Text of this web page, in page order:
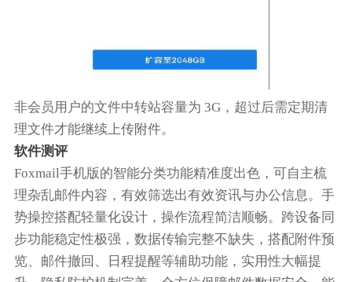
非会员用户的文件中转站容量为 3G，超过后需定期清
理文件才能继续上传附件。
软件测评
Foxmail手机版的智能分类功能精准度出色，可自主梳
理杂乱邮件内容，有效筛选出有效资讯与办公信息。手
势操控搭配轻量化设计，操作流程简洁顺畅。跨设备同
步功能稳定性极强，数据传输完整不缺失，搭配附件预
览、邮件撤回、日程提醒等辅助功能，实用性大幅提